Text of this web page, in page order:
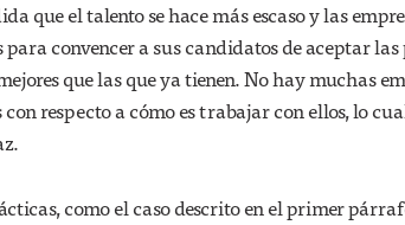
que el talento se hace más escaso y las
convencer a sus candidatos de aceptar las
que las que ya tienen. No hay muchas
respecto a cómo es trabajar con ellos, lo
como el caso descrito en el primer